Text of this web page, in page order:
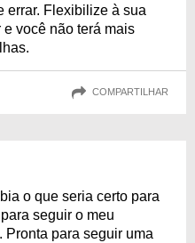
errar. Flexibilize à sua
você não terá mais
COMPARTILHAR
o que seria certo para
seguir o meu
Pronta para seguir uma